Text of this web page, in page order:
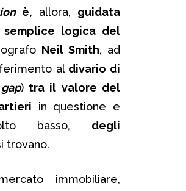
è, allora, guidata
logica del
Neil Smith, ad
al divario di
)tra il valore del
in questione e
basso, degli
trovano.
immobiliare,